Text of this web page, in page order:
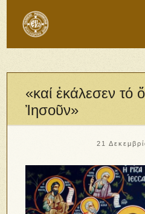
«καί ἐκάλεσεν τό
Ἰησοῦν»
21